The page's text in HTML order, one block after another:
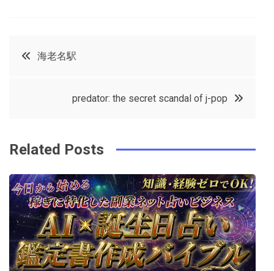
k
t
e
e
t
in
投
ビ
ゲ
ー
シ
海老名駅
predator: the secret scandal of j-pop
Related Posts